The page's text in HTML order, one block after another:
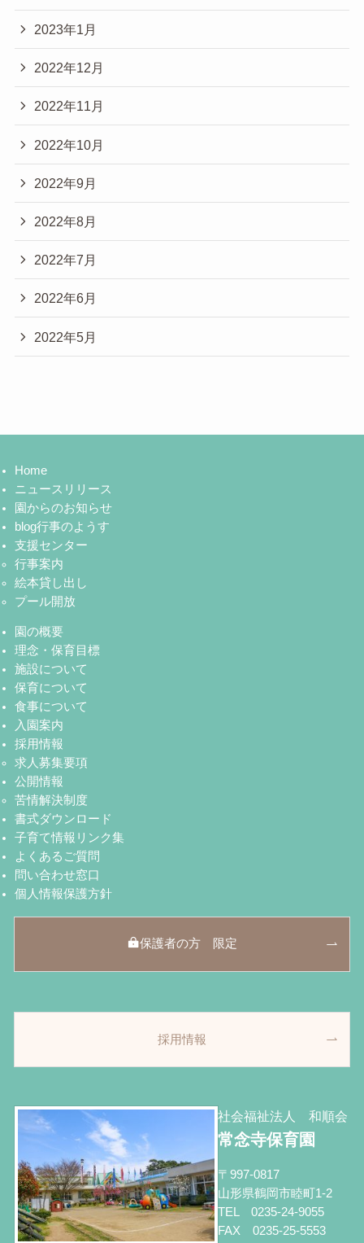
2023年1月
2022年12月
2022年11月
2022年10月
2022年9月
2022年8月
2022年7月
2022年6月
2022年5月
Home
ニュースリリース
園からのお知らせ
blog行事のようす
支援センター
行事案内
絵本貸し出し
プール開放
園の概要
理念・保育目標
施設について
保育について
食事について
入園案内
採用情報
求人募集要項
公開情報
苦情解決制度
書式ダウンロード
子育て情報リンク集
よくあるご質問
問い合わせ窓口
個人情報保護方針
保護者の方 限定
採用情報
社会福祉法人 和順会
常念寺保育園
〒997-0817
山形県鶴岡市睦町1-2
TEL 0235-24-9055
FAX 0235-25-5553